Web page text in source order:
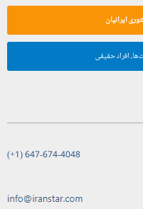
ایرانیان
افراد حقیقی
(+1) 647-674-4048